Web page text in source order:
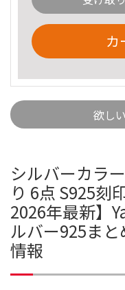
カ
欲し
シルバーカラ
り 6点 S925刻
2026年最新】
ルバー925ま
情報